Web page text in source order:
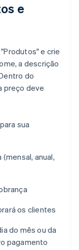
e
e crie
a descrição
do
preço deve
sua
anual,
os clientes
do mês ou da
pagamento